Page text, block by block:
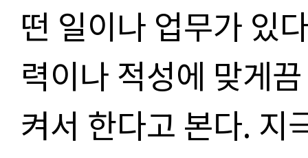
떤 일이나 업무가 있
력이나 적성에 맞게
켜서 한다고 본다. 지